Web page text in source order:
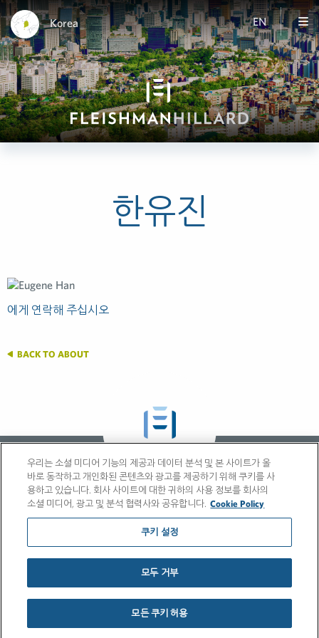
Korea EN
한유진
에게 연락해 주십시오
BACK TO ABOUT
© 2026 FleishmanHillard
쿠키 정책
개인 정보 정책
우리는 소셜 미디어 기능의 제공과 데이터 분석 및 본 사이트가 올
바로 동작하고 개인화된 콘텐츠와 광고를 제공하기 위해 쿠키를 사
용하고 있습니다. 회사 사이트에 대한 귀하의 사용 정보를 회사의
소셜 미디어, 광고 및 분석 협력사와 공유합니다. Cookie Policy
쿠키 설정
모두 거부
모든 쿠키 허용